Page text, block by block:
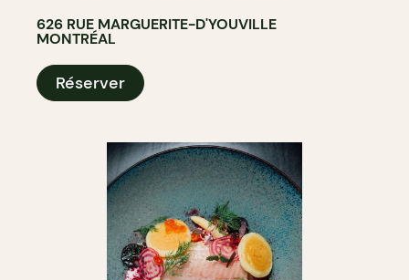
626 RUE MARGUERITE-D'YOUVILLE
MONTRÉAL
Réserver